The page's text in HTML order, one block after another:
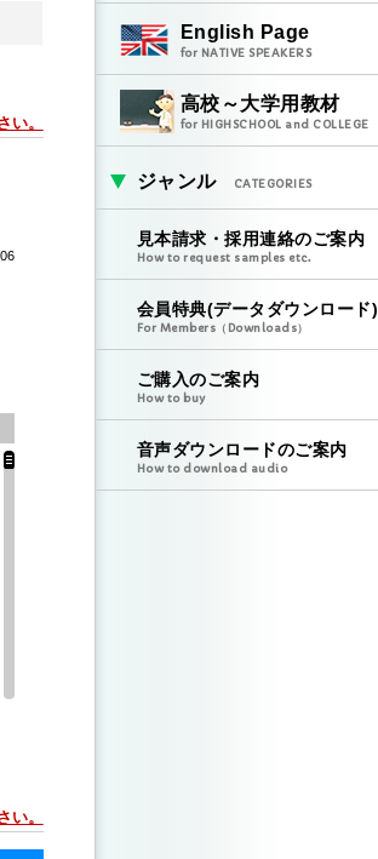
い。
い。
English Page
for NATIVE SPEAKERS
高校～大学用教材
for HIGHSCHOOL and COLLEGE
ジャンル CATEGORIES
見本請求・採用連絡のご案内
How to request samples etc.
会員特典(データダウンロード)
For Members（Downloads）
ご購入のご案内
How to buy
音声ダウンロードのご案内
How to download audio